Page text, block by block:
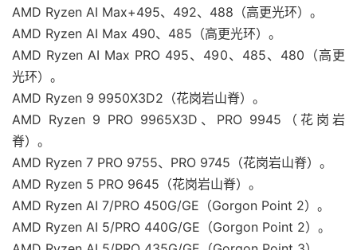
AMD Ryzen AI Max+495、492、488（高更光环）。
AMD Ryzen AI Max 490、485（高更光环）。
AMD Ryzen AI Max PRO 495、490、485、480（高更
光环）。
AMD Ryzen 9 9950X3D2（花岗岩山脊）。
AMD Ryzen 9 PRO 9965X3D、PRO 9945（花岗岩
脊）。
AMD Ryzen 7 PRO 9755、PRO 9745（花岗岩山脊）。
AMD Ryzen 5 PRO 9645（花岗岩山脊）。
AMD Ryzen AI 7/PRO 450G/GE（Gorgon Point 2）。
AMD Ryzen AI 5/PRO 440G/GE（Gorgon Point 2）。